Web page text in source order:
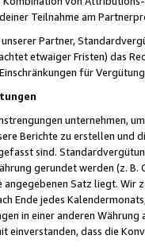
Teilnahme am
Partner,
etwaiger Fristen) das
für
unternehmen,
Berichte zu erstellen und
sind.
gerundet werden (z.
Satz liegt.
Ende jedes
in einer anderen
einverstanden, dass die